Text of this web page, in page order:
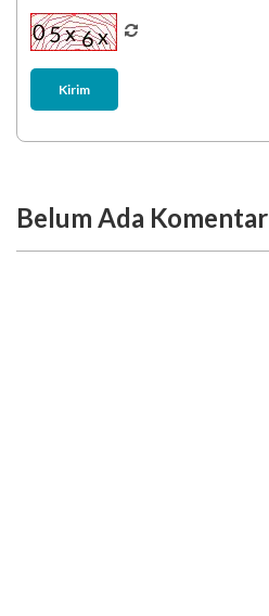
Kirim
Belum Ada Komentar